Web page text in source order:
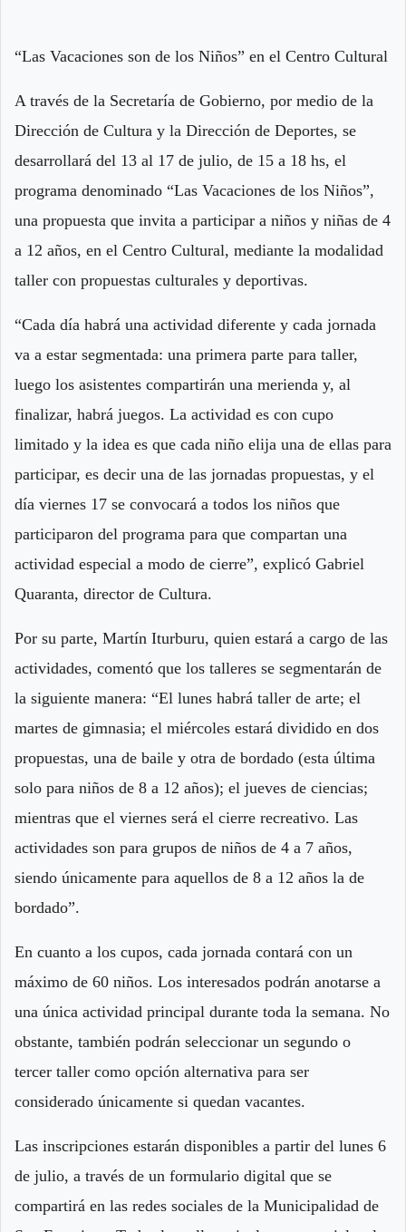
“Las Vacaciones son de los Niños” en el Centro Cultural
A través de la Secretaría de Gobierno, por medio de la
Dirección de Cultura y la Dirección de Deportes, se
desarrollará del 13 al 17 de julio, de 15 a 18 hs, el
programa denominado “Las Vacaciones de los Niños”,
una propuesta que invita a participar a niños y niñas de 4
a 12 años, en el Centro Cultural, mediante la modalidad
taller con propuestas culturales y deportivas.
“Cada día habrá una actividad diferente y cada jornada
va a estar segmentada: una primera parte para taller,
luego los asistentes compartirán una merienda y, al
finalizar, habrá juegos. La actividad es con cupo
limitado y la idea es que cada niño elija una de ellas para
participar, es decir una de las jornadas propuestas, y el
día viernes 17 se convocará a todos los niños que
participaron del programa para que compartan una
actividad especial a modo de cierre”, explicó Gabriel
Quaranta, director de Cultura.
Por su parte, Martín Iturburu, quien estará a cargo de las
actividades, comentó que los talleres se segmentarán de
la siguiente manera: “El lunes habrá taller de arte; el
martes de gimnasia; el miércoles estará dividido en dos
propuestas, una de baile y otra de bordado (esta última
solo para niños de 8 a 12 años); el jueves de ciencias;
mientras que el viernes será el cierre recreativo. Las
actividades son para grupos de niños de 4 a 7 años,
siendo únicamente para aquellos de 8 a 12 años la de
bordado”.
En cuanto a los cupos, cada jornada contará con un
máximo de 60 niños. Los interesados podrán anotarse a
una única actividad principal durante toda la semana. No
obstante, también podrán seleccionar un segundo o
tercer taller como opción alternativa para ser
considerado únicamente si quedan vacantes.
Las inscripciones estarán disponibles a partir del lunes 6
de julio, a través de un formulario digital que se
compartirá en las redes sociales de la Municipalidad de